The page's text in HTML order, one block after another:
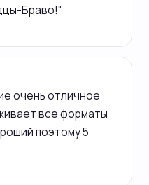
Браво!"
очень отличное
все форматы
поэтому 5